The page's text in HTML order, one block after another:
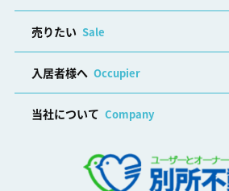
売りたい Sale
入居者様へ Occupier
当社について Company